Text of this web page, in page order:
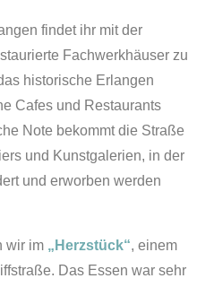
findet ihr mit der
Fachwerkhäuser zu
historische Erlangen
Cafes und Restaurants
Note bekommt die Straße
und Kunstgalerien, in der
und erworben werden
wir im „Herzstück“, einem
Das Essen war sehr